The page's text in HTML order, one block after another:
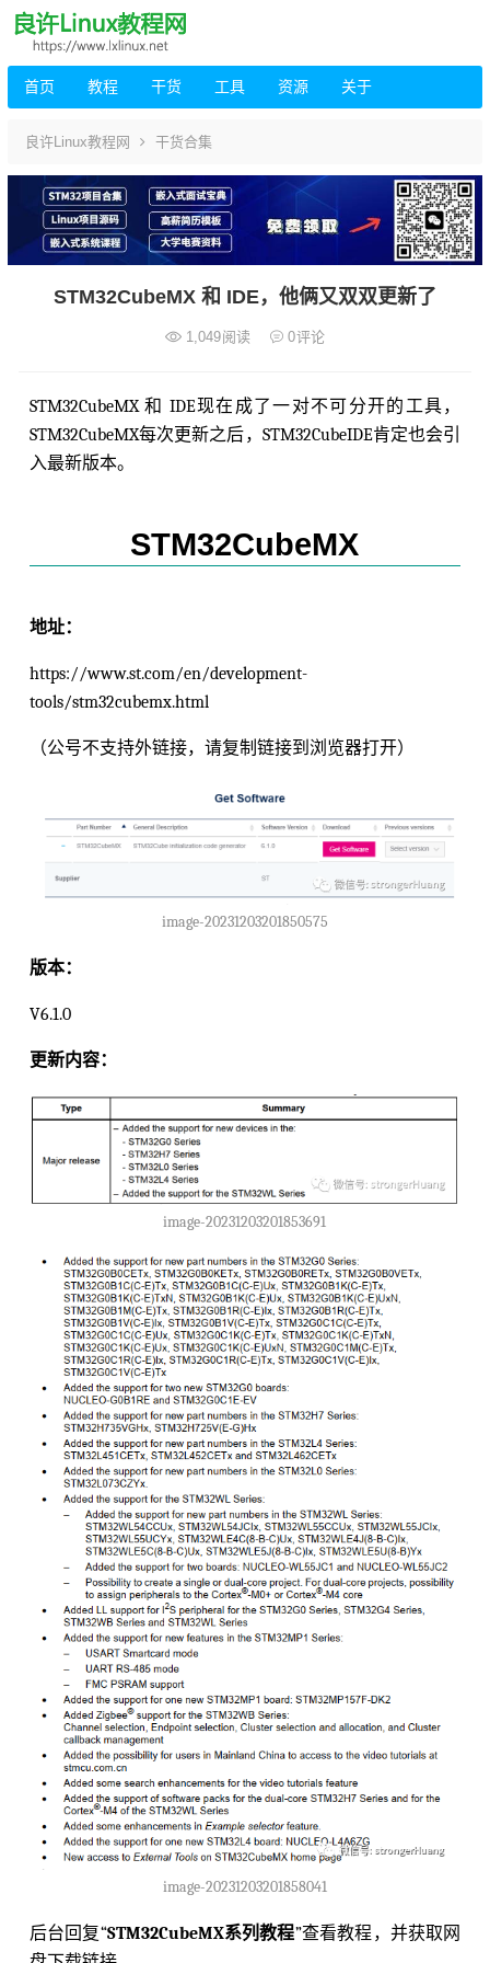
首页 教程 干货 工具 资源 关于
良许Linux教程网 干货合集
STM32CubeMX 和 IDE，他俩又双双更新了
1,049阅读 0评论
STM32CubeMX 和 IDE现在成了一对不可分开的工具，
STM32CubeMX每次更新之后，STM32CubeIDE肯定也会引
入最新版本。
STM32CubeMX
地址：
https://www.st.com/en/development-
tools/stm32cubemx.html
（公号不支持外链接，请复制链接到浏览器打开）
image-20231203201850575
版本：
V6.1.0
更新内容：
image-20231203201853691
image-20231203201858041
后台回复“STM32CubeMX系列教程”查看教程，并获取网